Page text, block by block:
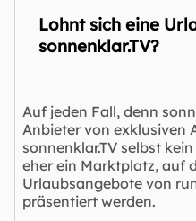
Lohnt sich eine
sonnenklar.TV?
Auf jeden Fall, denn
Anbieter von exklusiven
sonnenklar.TV selbst
eher ein Marktplatz, auf
Urlaubsangebote von
präsentiert werden.